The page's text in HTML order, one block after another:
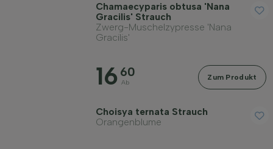
Chamaecyparis obtusa 'Nana
Gracilis' Strauch
Zwerg-Muschelzypresse 'Nana
Gracilis'
16 60
Ab
Zum Produkt
Choisya ternata Strauch
Orangenblume